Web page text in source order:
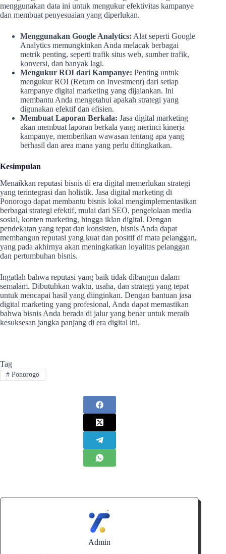
menggunakan data ini untuk mengukur efektivitas kampanye
dan membuat penyesuaian yang diperlukan.
Menggunakan Google Analytics: Alat seperti Google
Analytics memungkinkan Anda melacak berbagai
metrik penting, seperti trafik situs web, sumber trafik,
konversi, dan banyak lagi.
Mengukur ROI dari Kampanye: Penting untuk
mengukur ROI (Return on Investment) dari setiap
kampanye digital marketing yang dijalankan. Ini
membantu Anda mengetahui apakah strategi yang
digunakan efektif dan efisien.
Membuat Laporan Berkala: Jasa digital marketing
akan membuat laporan berkala yang merinci kinerja
kampanye, memberikan wawasan tentang apa yang
berhasil dan area mana yang perlu ditingkatkan.
Kesimpulan
Menaikkan reputasi bisnis di era digital memerlukan strategi
yang terintegrasi dan holistik. Jasa digital marketing di
Ponorogo dapat membantu bisnis lokal mengimplementasikan
berbagai strategi efektif, mulai dari SEO, pengelolaan media
sosial, konten marketing, hingga iklan digital. Dengan
pendekatan yang tepat dan konsisten, bisnis Anda dapat
membangun reputasi yang kuat dan positif di mata pelanggan,
yang pada akhirnya akan meningkatkan loyalitas pelanggan
dan pertumbuhan bisnis.
Ingatlah bahwa reputasi yang baik tidak dibangun dalam
semalam. Dibutuhkan waktu, usaha, dan strategi yang tepat
untuk mencapai hasil yang diinginkan. Dengan bantuan jasa
digital marketing yang profesional, Anda dapat memastikan
bahwa bisnis Anda berada di jalur yang benar untuk meraih
kesuksesan jangka panjang di era digital ini.
Tag
#Ponorogo
Admin